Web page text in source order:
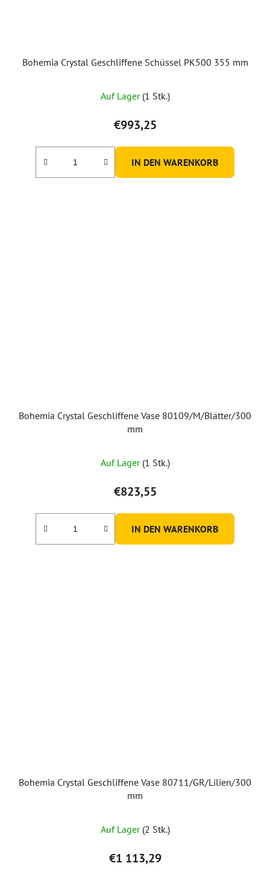
Bohemia Crystal Geschliffene Schüssel PK500 355 mm
Auf Lager (1 Stk.)
€993,25
IN DEN WARENKORB
Bohemia Crystal Geschliffene Vase 80109/M/Blätter/300
mm
Auf Lager (1 Stk.)
€823,55
IN DEN WARENKORB
Bohemia Crystal Geschliffene Vase 80711/GR/Lilien/300
mm
Auf Lager (2 Stk.)
€1 113,29